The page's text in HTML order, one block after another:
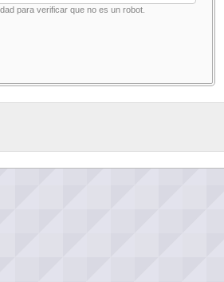
para verificar que no es un robot.